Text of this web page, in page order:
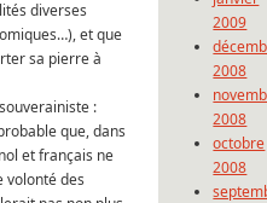
diverses
et que
sa pierre à
:
que, dans
et français ne
volonté des
2009
2008
2008
octobre
2008